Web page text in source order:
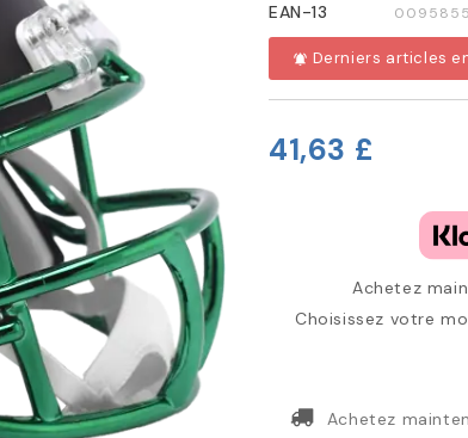
EAN-13
notifications_active Derniers articles
41,63 £
Achetez
Choisissez votre
Achetez